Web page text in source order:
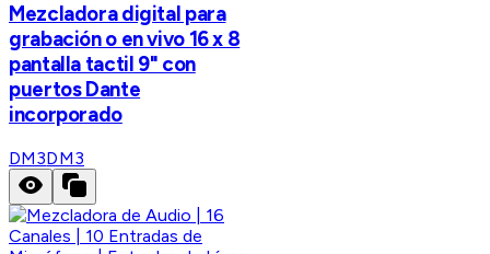
Mezcladora digital para
grabación o en vivo 16 x 8
pantalla tactil 9" con
puertos Dante
incorporado
DM3DM3